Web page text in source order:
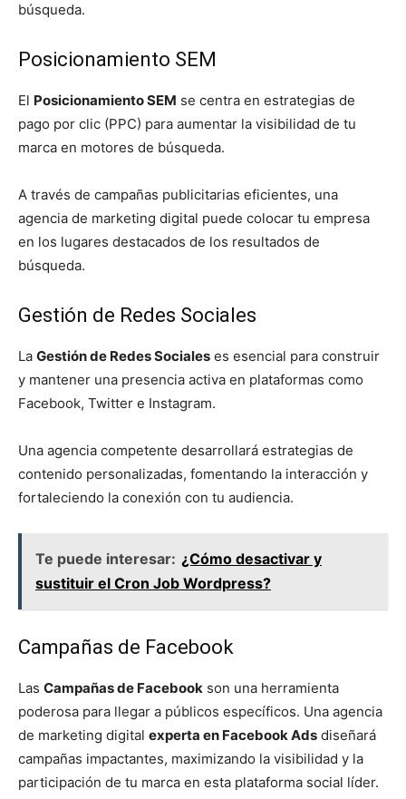
búsqueda.
Posicionamiento SEM
El Posicionamiento SEM se centra en estrategias de
pago por clic (PPC) para aumentar la visibilidad de tu
marca en motores de búsqueda.
A través de campañas publicitarias eficientes, una
agencia de marketing digital puede colocar tu empresa
en los lugares destacados de los resultados de
búsqueda.
Gestión de Redes Sociales
La Gestión de Redes Sociales es esencial para construir
y mantener una presencia activa en plataformas como
Facebook, Twitter e Instagram.
Una agencia competente desarrollará estrategias de
contenido personalizadas, fomentando la interacción y
fortaleciendo la conexión con tu audiencia.
Te puede interesar: ¿Cómo desactivar y
sustituir el Cron Job Wordpress?
Campañas de Facebook
Las Campañas de Facebook son una herramienta
poderosa para llegar a públicos específicos. Una agencia
de marketing digital experta en Facebook Ads diseñará
campañas impactantes, maximizando la visibilidad y la
participación de tu marca en esta plataforma social líder.